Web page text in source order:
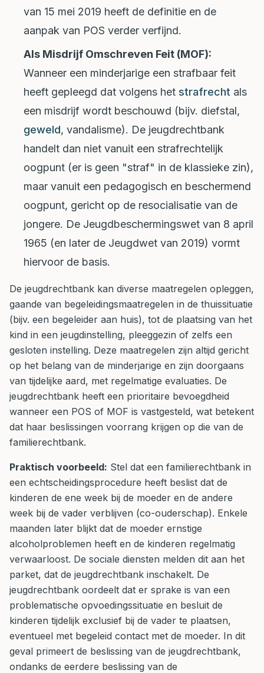
van 15 mei 2019 heeft de definitie en de
aanpak van POS verder verfijnd.
Als Misdrijf Omschreven Feit (MOF):
Wanneer een minderjarige een strafbaar feit
heeft gepleegd dat volgens het strafrecht als
een misdrijf wordt beschouwd (bijv. diefstal,
geweld, vandalisme). De jeugdrechtbank
handelt dan niet vanuit een strafrechtelijk
oogpunt (er is geen "straf" in de klassieke zin),
maar vanuit een pedagogisch en beschermend
oogpunt, gericht op de resocialisatie van de
jongere. De Jeugdbeschermingswet van 8 april
1965 (en later de Jeugdwet van 2019) vormt
hiervoor de basis.
De jeugdrechtbank kan diverse maatregelen opleggen,
gaande van begeleidingsmaatregelen in de thuissituatie
(bijv. een begeleider aan huis), tot de plaatsing van het
kind in een jeugdinstelling, pleeggezin of zelfs een
gesloten instelling. Deze maatregelen zijn altijd gericht
op het belang van de minderjarige en zijn doorgaans
van tijdelijke aard, met regelmatige evaluaties. De
jeugdrechtbank heeft een prioritaire bevoegdheid
wanneer een POS of MOF is vastgesteld, wat betekent
dat haar beslissingen voorrang krijgen op die van de
familierechtbank.
Praktisch voorbeeld: Stel dat een familierechtbank in
een echtscheidingsprocedure heeft beslist dat de
kinderen de ene week bij de moeder en de andere
week bij de vader verblijven (co-ouderschap). Enkele
maanden later blijkt dat de moeder ernstige
alcoholproblemen heeft en de kinderen regelmatig
verwaarloost. De sociale diensten melden dit aan het
parket, dat de jeugdrechtbank inschakelt. De
jeugdrechtbank oordeelt dat er sprake is van een
problematische opvoedingssituatie en besluit de
kinderen tijdelijk exclusief bij de vader te plaatsen,
eventueel met begeleid contact met de moeder. In dit
geval primeert de beslissing van de jeugdrechtbank,
ondanks de eerdere beslissing van de